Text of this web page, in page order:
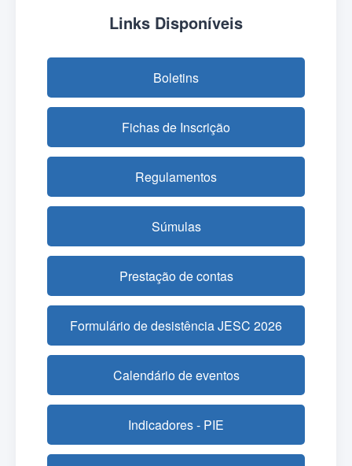
Links Disponíveis
Boletins
Fichas de Inscrição
Regulamentos
Súmulas
Prestação de contas
Formulário de desistência JESC 2026
Calendário de eventos
Indicadores - PIE